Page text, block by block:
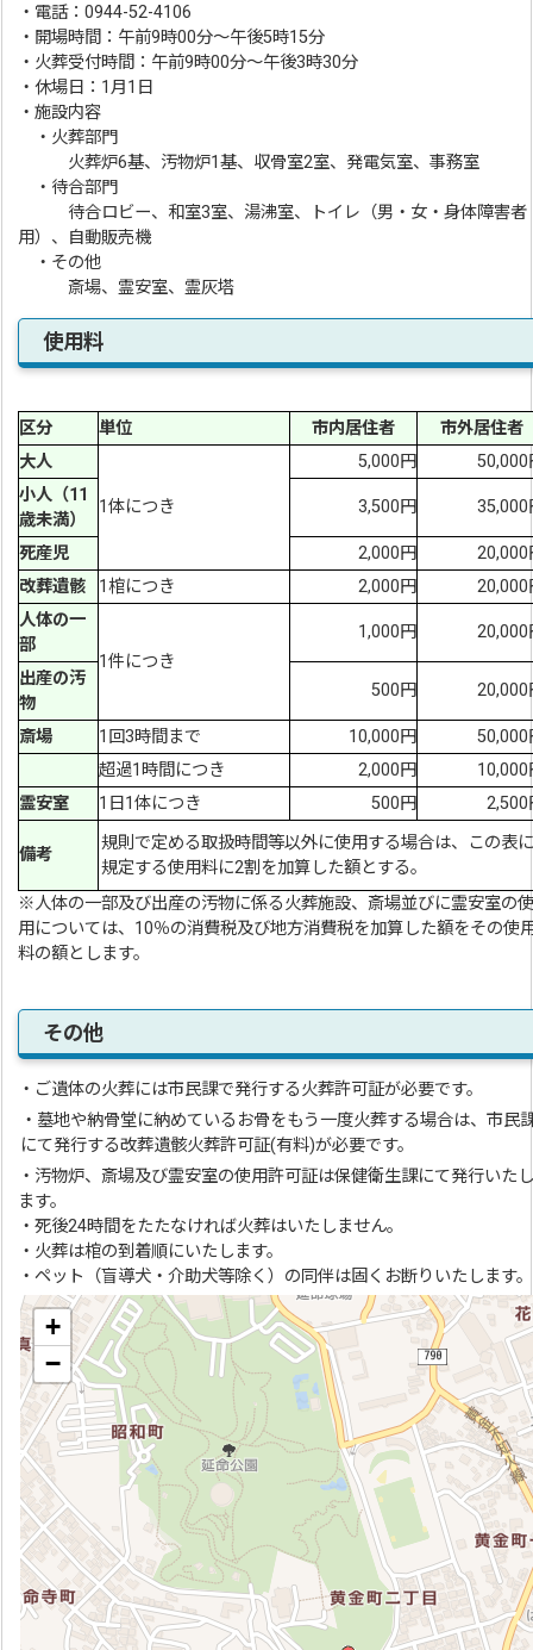
・電話：0944-52-4106
・開場時間：午前9時00分～午後5時15分
・火葬受付時間：午前9時00分～午後3時30分
・休場日：1月1日
・施設内容
・火葬部門
火葬炉6基、汚物炉1基、収骨室2室、発電気室、事務室
・待合部門
待合ロビー、和室3室、湯沸室、トイレ（男・女・身体障害者
用）、自動販売機
・その他
斎場、霊安室、霊灰塔
使用料
区分 単位 市内居住者
市外居住者
大人
1体につき
5,000円
50,000
小人（11
歳未満）
3,500円 35,000
死産児 2,000円
20,000
改葬遺骸
1棺につき 2,000円
20,000
人体の一
部
1件につき
1,000円 20,000
出産の汚
物
500円 20,000
斎場 1回3時間まで 10,000円
50,000
超過1時間につき
2,000円
10,000
霊安室
1日1体につき 500円 2,500
備考
規則で定める取扱時間等以外に使用する場合は、この表
規定する使用料に2割を加算した額とする。
※人体の一部及び出産の汚物に係る火葬施設、斎場並びに霊安室の
用については、10％の消費税及び地方消費税を加算した額をその使
料の額とします。
その他
・ご遺体の火葬には市民課で発行する火葬許可証が必要です。
・墓地や納骨堂に納めているお骨をもう一度火葬する場合は、市民
にて発行する改葬遺骸火葬許可証(有料)が必要です。
・汚物炉、斎場及び霊安室の使用許可証は保健衛生課にて発行いた
ます。
・死後24時間をたたなければ火葬はいたしません。
・火葬は棺の到着順にいたします。
・ペット（盲導犬・介助犬等除く）の同伴は固くお断りいたします。